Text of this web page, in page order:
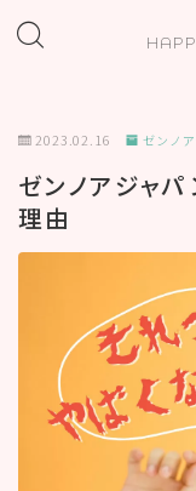
プロフィール
お問い合わせ
カテゴリー
2023.02.16 ゼンノ
ゼンノアジャ
理由